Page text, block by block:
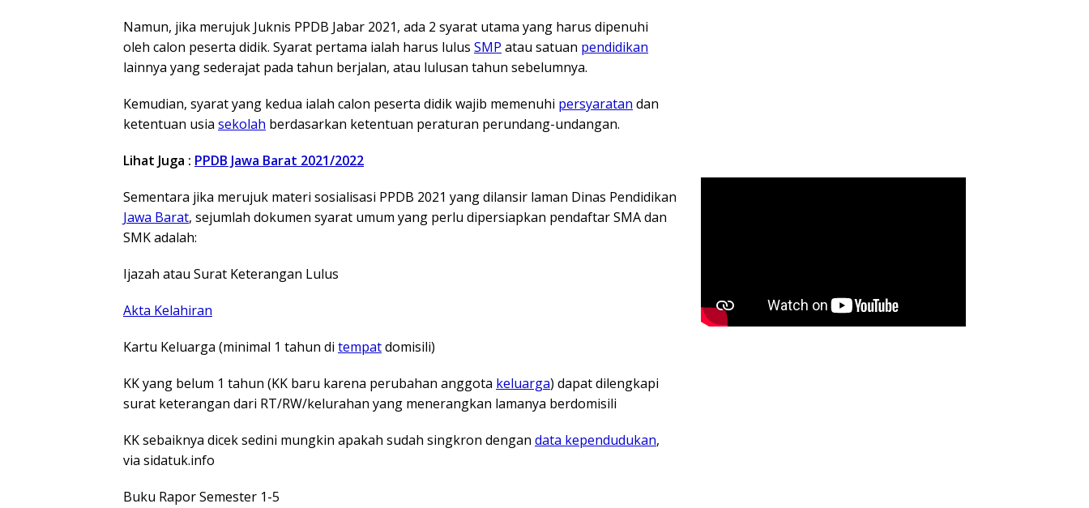
Namun, jika merujuk Juknis PPDB Jabar 2021, ada 2 syarat utama yang harus dipenuhi
oleh calon peserta didik. Syarat pertama ialah harus lulus SMP atau satuan pendidikan
lainnya yang sederajat pada tahun berjalan, atau lulusan tahun sebelumnya.
Kemudian, syarat yang kedua ialah calon peserta didik wajib memenuhi persyaratan dan
ketentuan usia sekolah berdasarkan ketentuan peraturan perundang-undangan.
Lihat Juga : PPDB Jawa Barat 2021/2022
Sementara jika merujuk materi sosialisasi PPDB 2021 yang dilansir laman Dinas Pendidikan
Jawa Barat, sejumlah dokumen syarat umum yang perlu dipersiapkan pendaftar SMA dan
SMK adalah:
Ijazah atau Surat Keterangan Lulus
Akta Kelahiran
Kartu Keluarga (minimal 1 tahun di tempatdomisili)
KK yang belum 1 tahun (KK baru karena perubahan anggota keluarga) dapat dilengkapi
surat keterangan dari RT/RW/kelurahan yang menerangkan lamanya berdomisili
KK sebaiknya dicek sedini mungkin apakah sudah singkron dengan data kependudukan,
via sidatuk.info
Buku Rapor Semester 1-5